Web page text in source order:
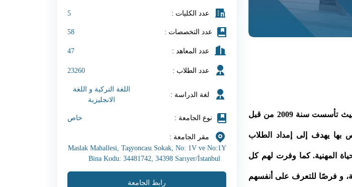
تعد جامعة نيشان تاشي واحدة من أهم الجامعات الخاصة و المرموقة في تركيا، حيث تأسست سنة 2009 من قبل
بها يهدف إلى إمداد الطلاب
المهنية. كما وفرت لهم كل
و فرصًا للتعرف على أنفسهم
عدد الكليات : 5
عدد التخصصات : 58
عدد المعاهد : 47
عدد الطلاب : 23260
لغة الدراسة :
اللغة التركية و اللغة
الانجليزية
نوع الجامعة : خاص
مقر الجامعة :
Maslak Mahallesi, Taşyoncası Sokak, No: 1V ve No:1Y
Bina Kodu: 34481742, 34398 Sarıyer/İstanbul
رابط الجامعة